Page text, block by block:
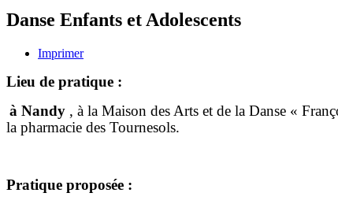
Danse Enfants et Adolescents
Imprimer
Lieu de pratique :
à Nandy , à la Maison des Arts et de la Danse «
la pharmacie des Tournesols.
Pratique proposée :